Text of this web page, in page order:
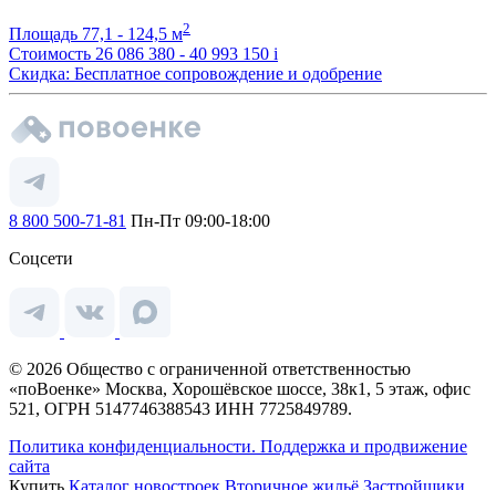
Площадь 77,1 - 124,5 м2
Стоимость 26 086 380 - 40 993 150 i
Скидка: Бесплатное сопровождение и одобрение
8 800 500-71-81 Пн-Пт 09:00-18:00
Соцсети
© 2026 Общество с ограниченной ответственностью
«поВоенке» Москва, Хорошёвское шоссе, 38к1, 5 этаж, офис
521, ОГРН 5147746388543 ИНН 7725849789.
Политика конфиденциальности. Поддержка и продвижение
сайта